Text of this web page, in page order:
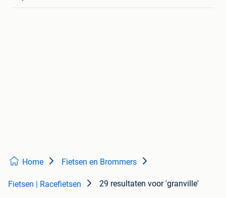
Home Fietsen en Brommers
Fietsen | Racefietsen 29 resultaten voor 'granville'